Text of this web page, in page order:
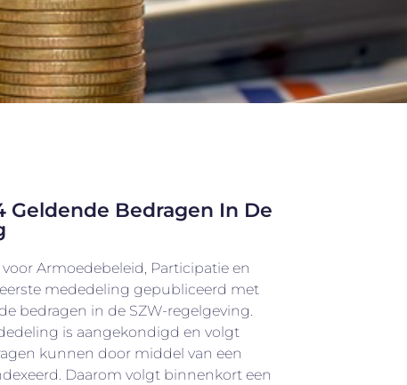
Geldende Bedragen In De
Armoedebeleid, Participatie en
mededeling gepubliceerd met
bedragen in de SZW-regelgeving.
is aangekondigd en volgt
kunnen door middel van een
Daarom volgt binnenkort een